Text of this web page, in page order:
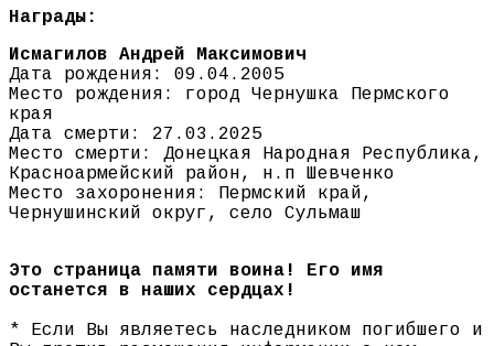
Награды:
Исмагилов Андрей Максимович
Дата рождения: 09.04.2005
Место рождения: город Чернушка Пермского
края
Дата смерти: 27.03.2025
Место смерти: Донецкая Народная Республика,
Красноармейский район, н.п Шевченко
Место захоронения: Пермский край,
Чернушинский округ, село Сульмаш
Это страница памяти воина! Его имя
останется в наших сердцах!
* Если Вы являетесь наследником погибшего и